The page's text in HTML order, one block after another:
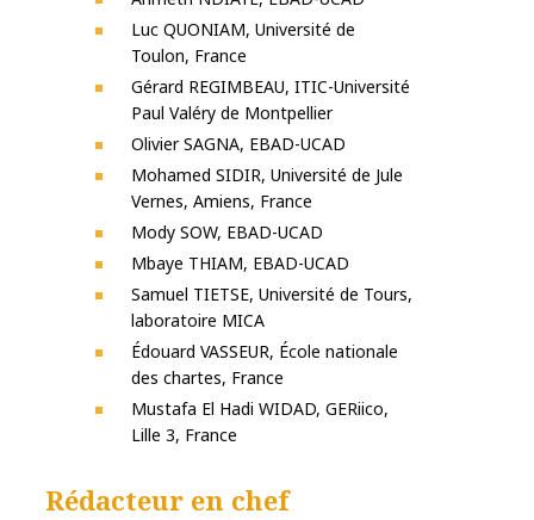
Luc QUONIAM, Université de
Toulon, France
Gérard REGIMBEAU, ITIC-Université
Paul Valéry de Montpellier
Olivier SAGNA, EBAD-UCAD
Mohamed SIDIR, Université de Jule
Vernes, Amiens, France
Mody SOW, EBAD-UCAD
Mbaye THIAM, EBAD-UCAD
Samuel TIETSE, Université de Tours,
laboratoire MICA
Édouard VASSEUR, École nationale
des chartes, France
Mustafa El Hadi WIDAD, GERiico,
Lille 3, France
Rédacteur en chef